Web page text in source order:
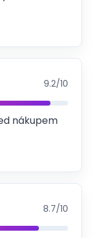
9.2/10
nákupem
8.7/10